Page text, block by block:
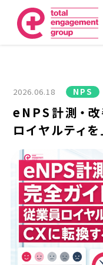
2026.06.18 NPS
eNPS計測・
ロイヤルティ